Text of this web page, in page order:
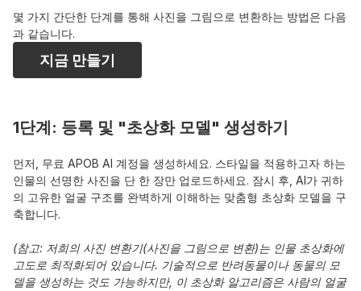
몇 가지 간단한 단계를 통해 사진을 그림으로 변환하는 방법은 다음
과 같습니다.
지금 만들기
1단계: 등록 및 "초상화 모델" 생성하기
먼저, 무료 APOB AI 계정을 생성하세요. 스타일을 적용하고자 하는
인물의 선명한 사진을 단 한 장만 업로드하세요. 잠시 후, AI가 귀하
의 고유한 얼굴 구조를 완벽하게 이해하는 맞춤형 초상화 모델을 구
축합니다.
(참고: 저희의 사진 변환기(사진을 그림으로 변환)는 인물 초상화에
고도로 최적화되어 있습니다. 기술적으로 반려동물이나 동물의 모
델을 생성하는 것도 가능하지만, 이 초상화 알고리즘은 사람의 얼굴